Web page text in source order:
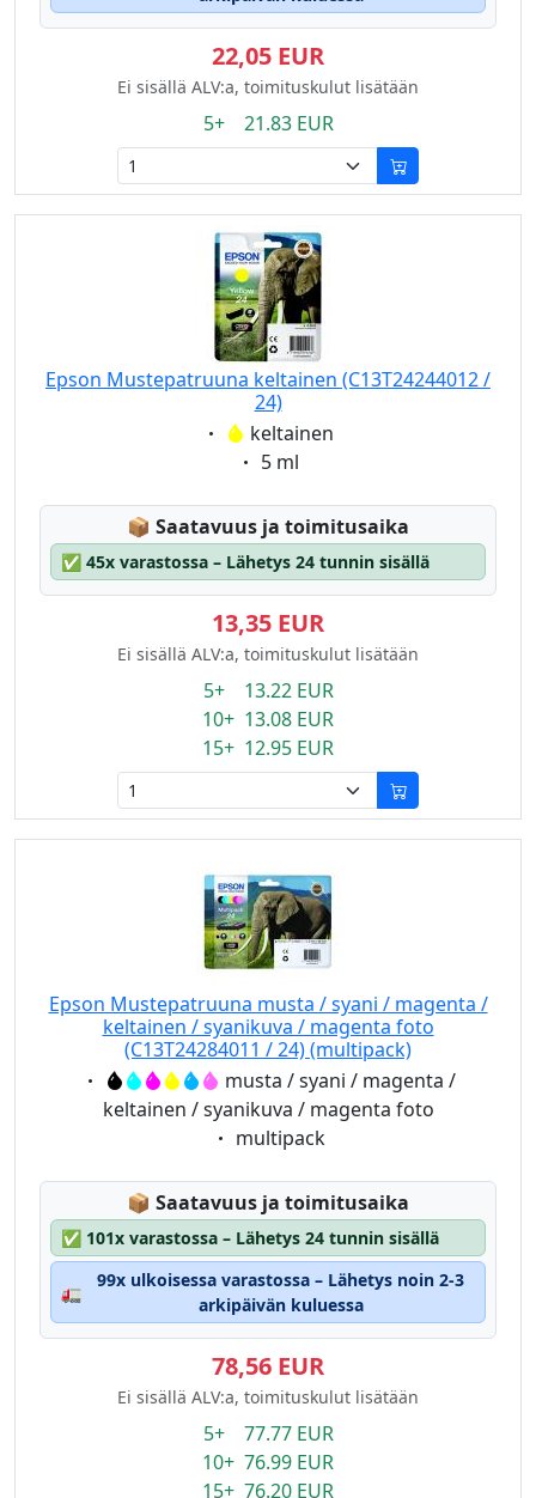
22,05 EUR
Ei sisällä ALV:a, toimituskulut lisätään
5+ 21.83 EUR
Epson Mustepatruuna keltainen (C13T24244012 /
24)
Eigenschaft:
keltainen
Eigenschaft:
5 ml
📦 Lagerstatus:
Saatavuus ja toimitusaika
✅ 45x varastossa – Lähetys 24 tunnin sisällä
13,35 EUR
Ei sisällä ALV:a, toimituskulut lisätään
5+ 13.22 EUR
10+ 13.08 EUR
15+ 12.95 EUR
Epson Mustepatruuna musta / syani / magenta /
keltainen / syanikuva / magenta foto
(C13T24284011 / 24) (multipack)
Eigenschaft:
musta / syani / magenta /
keltainen / syanikuva / magenta foto
Eigenschaft:
multipack
📦 Lagerstatus:
Saatavuus ja toimitusaika
✅ 101x varastossa – Lähetys 24 tunnin sisällä
🚛
99x ulkoisessa varastossa – Lähetys noin 2-3
arkipäivän kuluessa
78,56 EUR
Ei sisällä ALV:a, toimituskulut lisätään
5+ 77.77 EUR
10+ 76.99 EUR
15+ 76.20 EUR